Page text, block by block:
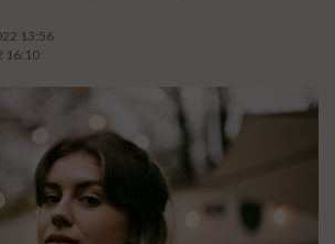
13:56
16:10